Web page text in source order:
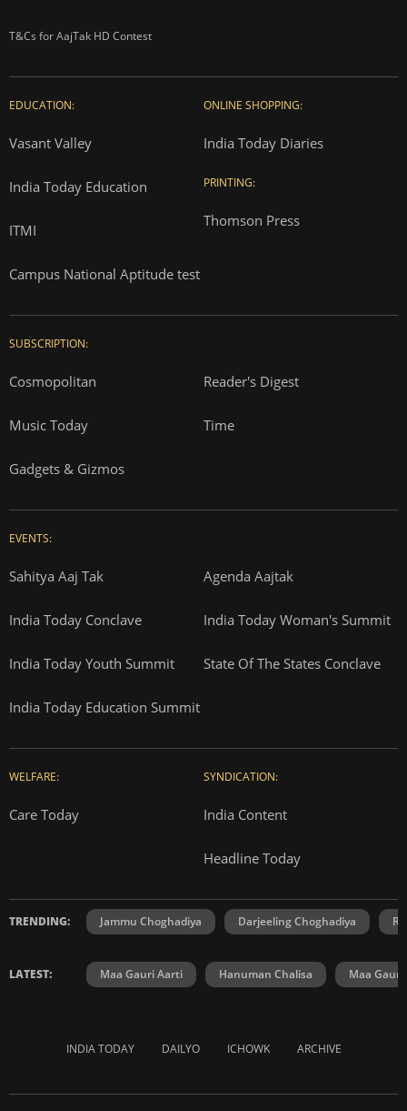
T&Cs for AajTak HD Contest
EDUCATION:
Vasant Valley
India Today Education
ITMI
Campus National Aptitude test
ONLINE SHOPPING:
India Today Diaries
PRINTING:
Thomson Press
SUBSCRIPTION:
Cosmopolitan Reader's Digest
Music Today Time
Gadgets & Gizmos
EVENTS:
Sahitya Aaj Tak Agenda Aajtak
India Today Conclave India Today Woman's Summit
India Today Youth Summit State Of The States Conclave
India Today Education Summit
WELFARE:
Care Today
SYNDICATION:
India Content
Headline Today
TRENDING: Jammu Choghadiya Darjeeling Choghadiya
LATEST: Maa Gauri Aarti Hanuman Chalisa Maa Gauri
INDIA TODAY DAILYO ICHOWK ARCHIVE